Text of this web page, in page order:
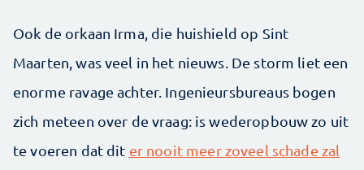
Ook de orkaan Irma, die huishield op Sint
Maarten, was veel in het nieuws. De storm liet een
enorme ravage achter. Ingenieursbureaus bogen
zich meteen over de vraag: is wederopbouw zo uit
te voeren dat dit er nooit meer zoveel schade zal